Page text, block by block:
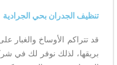
تنظيف الجدران بحي الجرادية
قد تتراكم الأوساخ والغبار
بريقها، لذلك نوفر لك في